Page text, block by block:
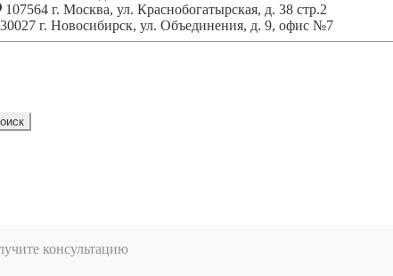
107564 г. Москва, ул. Краснобогатырская, д. 38 стр.2
г. Новосибирск, ул. Объединения, д. 9, офис №7
консультацию